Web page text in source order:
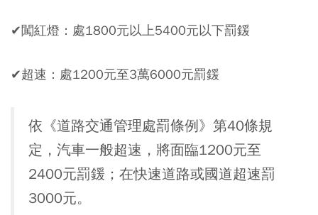
✔闖紅燈：處1800元以上5400元以下罰鍰
✔超速：處1200元至3萬6000元罰鍰
依《道路交通管理處罰條例》第40條規
定，汽車一般超速，將面臨1200元至
2400元罰鍰；在快速道路或國道超速罰
3000元。